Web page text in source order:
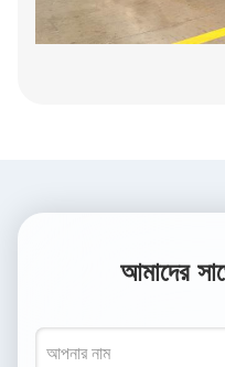
আমাদের